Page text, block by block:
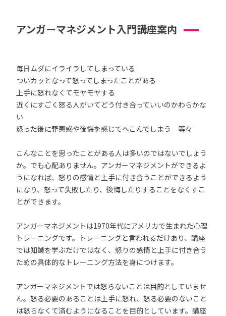
アンガーマネジメント入門講座案内
毎日ムダにイライラしてしまっている
ついカッとなって怒ってしまったことがある
上手に怒れなくてモヤモヤする
近くにすごく怒る人がいてどう付き合っていいのかわらかな
い
怒った後に罪悪感や後悔を感じてへこんでしまう 等々
こんなことを思ったことがある人は多いのではないでしょう
か。でも心配ありません。アンガーマネジメントができるよ
うになれば、怒りの感情と上手に付き合うことができるよう
になり、怒って失敗したり、後悔したりすることをなくすこ
とができます。
アンガーマネジメントは1970年代にアメリカで生まれた心理
トレーニングです。トレーニングと言われるだけあり、講座
では知識を学ぶだけではなく、怒りの感情と上手に付き合う
ための具体的なトレーニング方法を身につけます。
アンガーマネジメントでは怒らないことは目的としていませ
ん。怒る必要のあることは上手に怒れ、怒る必要のないこと
は怒らなくて済むようになることを目的としています。講座